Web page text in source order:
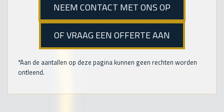
NEEM CONTACT MET ONS OP
OF VRAAG EEN OFFERTE AAN
*Aan de aantallen op deze pagina kunnen geen rechten worden
ontleend.